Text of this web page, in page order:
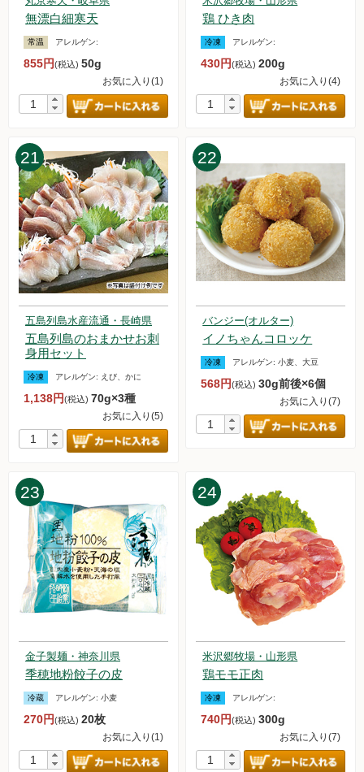
2023.9.23【毎週土曜日更新！】アイテムを更新しました。
2023.9.9【毎週土曜日更新！】アイテムを更新しました。
2023.9.2【毎週土曜日更新！】アイテムを更新しました。
2023.8.26【毎週土曜日更新！】アイテムを更新しました。
一部「品名」と「品名画像・価格」が一致しないものが公開さ
れていたことについて
2023.8.14 台風7号の影響に関しまして、出荷および配送の遅
延について
2023.8.12【毎週土曜日更新！】アイテムを更新しました。
2023.8.5【毎週土曜日更新！】アイテムを更新しました。
2023.7.29【毎週土曜日更新！】アイテムを更新しました。
2023.7.22【毎週土曜日更新！】アイテムを更新しました。
2023.7.15【毎週土曜日更新！】アイテムを更新しました。
2023.7.8【毎週土曜日更新！】アイテムを更新しました。
試しセットの販売再開のお知らせ
2023.7.1【毎週土曜日更新！】アイテムを更新しました。
2023.6.24【毎週土曜日更新！】アイテムを更新しました。
2023.6.17【毎週土曜日更新！】アイテムを更新しました。
2023.6.10【毎週土曜日更新！】アイテムを更新しました。
2023.6.3【毎週土曜日更新！】アイテムを更新しました。
2023.5.27【毎週土曜日更新！】アイテムを更新しました。
2023.5.22【緊急】ドライアイス不足について
2023.5.13【毎週土曜日更新！】アイテムを更新しました。
2023.5.6【毎週土曜日更新！】アイテムを更新しました。
2023.4.29【毎週土曜日更新！】アイテムを更新しました。
2023.4.27【重要】オススメの惣菜セット値上げのお知らせ
2023.4.22【毎週土曜日更新！】アイテムを更新しました。
2023.4.15【毎週土曜日更新！】アイテムを更新しました。
2023.4.14【重要】送料改定のお知らせ
2023.4.8【毎週土曜日更新！】アイテムを更新しました。
2023.4.1【毎週土曜日更新！】アイテムを更新しました。
2023.3.25【毎週土曜日更新！】アイテムを更新しました。
2023.3.18【毎週土曜日更新！】アイテムを更新しました。
2023.3.11【毎週土曜日更新！】アイテムを更新しました。
2023.3.4【毎週土曜日更新！】アイテムを更新しました。
2023.2.25【毎週土曜日更新！】アイテムを更新しました。
2023.2.18【毎週土曜日更新！】アイテムを更新しました。
2023.2.11【毎週土曜日更新！】アイテムを更新しました。
2023.2.4【毎週土曜日更新！】アイテムを更新しました。
無漂白細寒天
常温 アレルゲン:
855円(税込) 50g
お気に入り(1)
鶏 ひき肉
冷凍 アレルゲン:
430円(税込)200g
お気に入り(4)
21
五島列島水産流通・長崎県
五島列島のおまかせお刺
身用セット
冷凍 アレルゲン: えび、かに
1,138円(税込) 70g×3種
お気に入り(5)
22
バンジー(オルター)
イノちゃんコロッケ
冷凍 アレルゲン:小麦、大豆
568円(税込)30g前後×6個
お気に入り(7)
23
金子製麺・神奈川県
季穂地粉餃子の皮
冷蔵 アレルゲン: 小麦
270円(税込) 20枚
お気に入り(1)
24
米沢郷牧場・山形県
鶏モモ正肉
冷凍 アレルゲン:
740円(税込)300g
お気に入り(7)